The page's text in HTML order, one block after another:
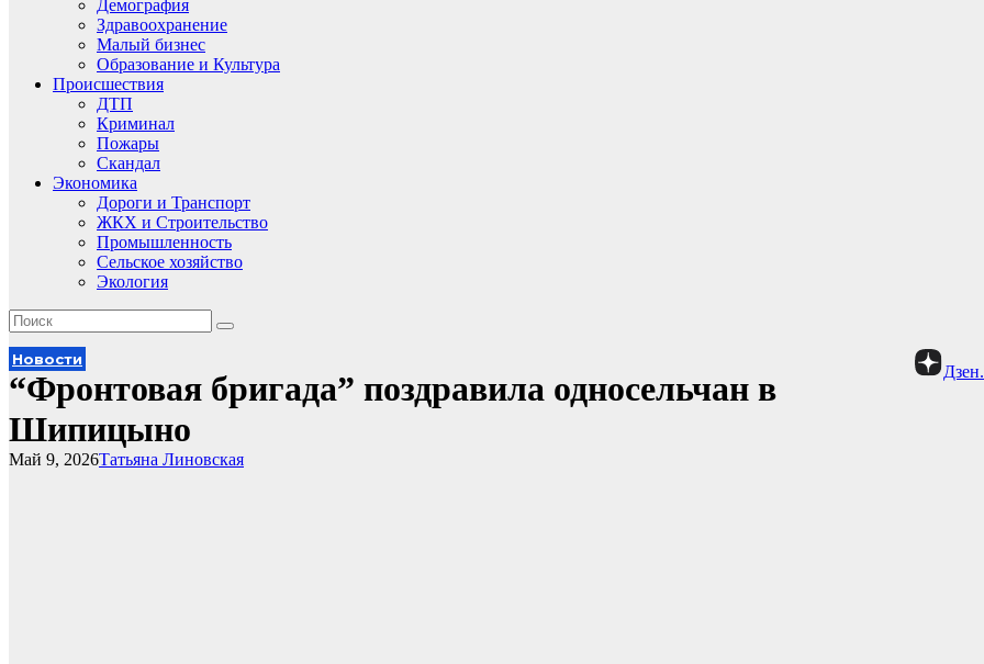
Демография
Здравоохранение
Малый бизнес
Образование и Культура
Происшествия
ДТП
Криминал
Пожары
Скандал
Экономика
Дороги и Транспорт
ЖКХ и Строительство
Промышленность
Сельское хозяйство
Экология
Новости
“Фронтовая бригада” поздравила односельчан в
Шипицыно
Татьяна Линовская
Май 9, 2026